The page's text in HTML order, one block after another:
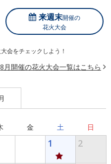
来週末開催の
花火大会
会をチェックしよう！
8月開催の花火大会一覧はこちら
金 土 日
1 2